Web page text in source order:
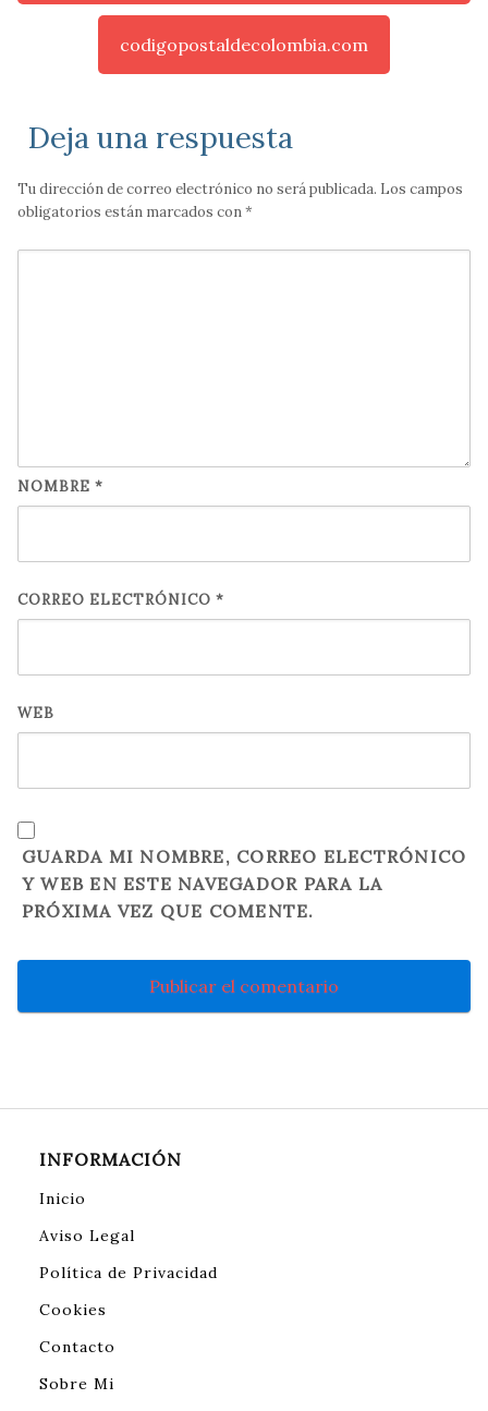
codigopostaldecolombia.com
Deja una respuesta
Tu dirección de correo electrónico no será publicada. Los campos
obligatorios están marcados con*
NOMBRE *
CORREO ELECTRÓNICO *
WEB
GUARDA MI NOMBRE, CORREO ELECTRÓNICO
Y WEB EN ESTE NAVEGADOR PARA LA
PRÓXIMA VEZ QUE COMENTE.
INFORMACIÓN
Inicio
Aviso Legal
Política de Privacidad
Cookies
Contacto
Sobre Mi